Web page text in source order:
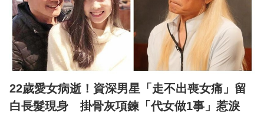
22歲愛女病逝！資深男星「走不出喪女痛」留
白長髮現身 掛骨灰項鍊「代女做1事」惹淚